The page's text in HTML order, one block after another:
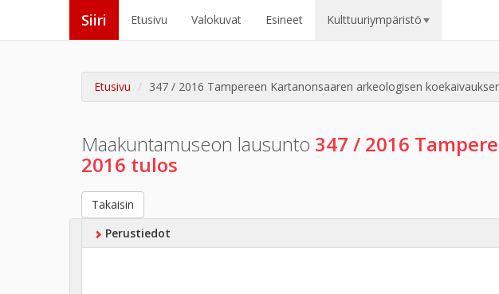
Siiri Etusivu Valokuvat Esineet Kulttuuriympäristö
Etusivu 347 / 2016 Tampereen Kartanonsaaren arkeologisen
Maakuntamuseon lausunto 347 / 2016
2016 tulos
Takaisin
Perustiedot